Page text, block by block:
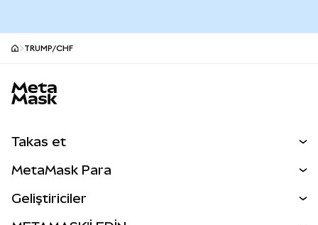
TRUMP/CHF
Takas et
Perps
MetaMask Para
Geliştiriciler